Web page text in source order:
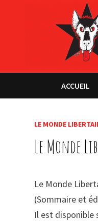
ACCUEIL
LE MONDE
Le Monde
Le Monde
(Sommaire et
Il est disponible